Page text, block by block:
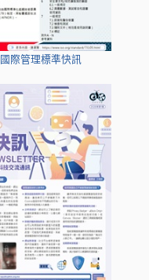
國際管理標準快訊